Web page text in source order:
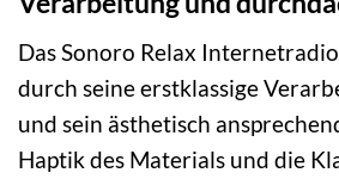
Das Sonoro Relax
durch seine erstklassige
und sein ästhetisch
Haptik des Materials und die